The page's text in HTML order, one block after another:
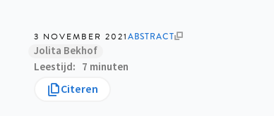
3 NOVEMBER 2021ABSTRACT
Jolita Bekhof
Leestijd
7 minuten
Citeren